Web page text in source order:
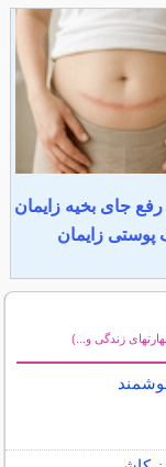
جای بخیه زایمان
پوستی زایمان
زندگی و...)